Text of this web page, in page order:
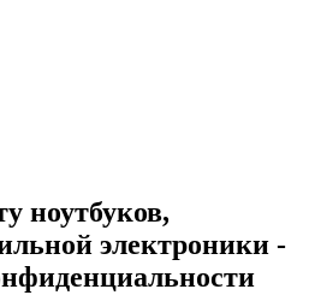
ноутбуков,
электроники -